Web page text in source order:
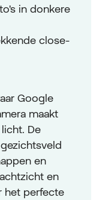
in donkere
close-
Google
maakt
De
en
en
het perfecte